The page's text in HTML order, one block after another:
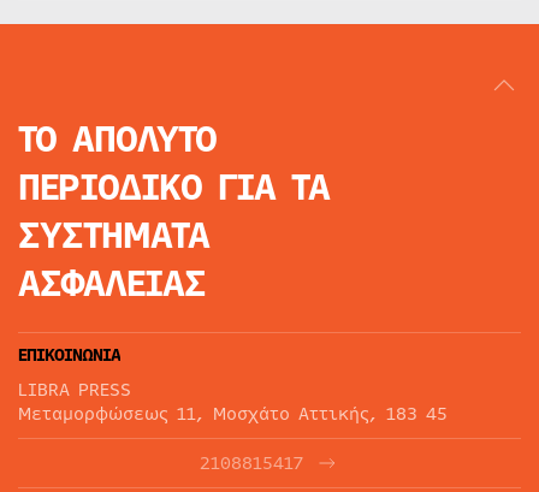
ΤΟ ΑΠΟΛΥΤΟ
ΠΕΡΙΟΔΙΚΟ ΓΙΑ ΤΑ
ΣΥΣΤΗΜΑΤΑ
ΑΣΦΑΛΕΙΑΣ
ΕΠΙΚΟΙΝΩΝΙΑ
LIBRA PRESS
Μεταμορφώσεως 11, Μοσχάτο Αττικής, 183 45
2108815417